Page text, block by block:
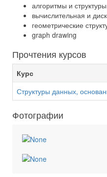
алгоритмы и
вычислительная и
геометрические
graph drawing
Прочтения курсов
Курс
Структуры данных,
Фотографии